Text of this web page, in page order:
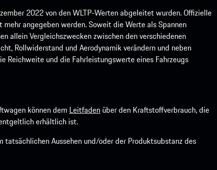
2022 von den WLTP-Werten abgeleitet wurden. Offizielle
angegeben werden. Soweit die Werte als Spannen
allein Vergleichszwecken zwischen den verschiedenen
Rollwiderstand und Aerodynamik verändern und neben
Reichweite und die Fahrleistungswerte eines Fahrzeugs
können dem Leitfaden über den Kraftstoffverbrauch, die
erhältlich ist.
Aussehen und/oder der Produktsubstanz des